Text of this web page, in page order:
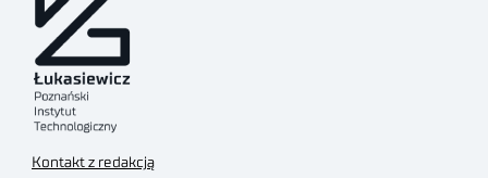
Kontakt z redakcją